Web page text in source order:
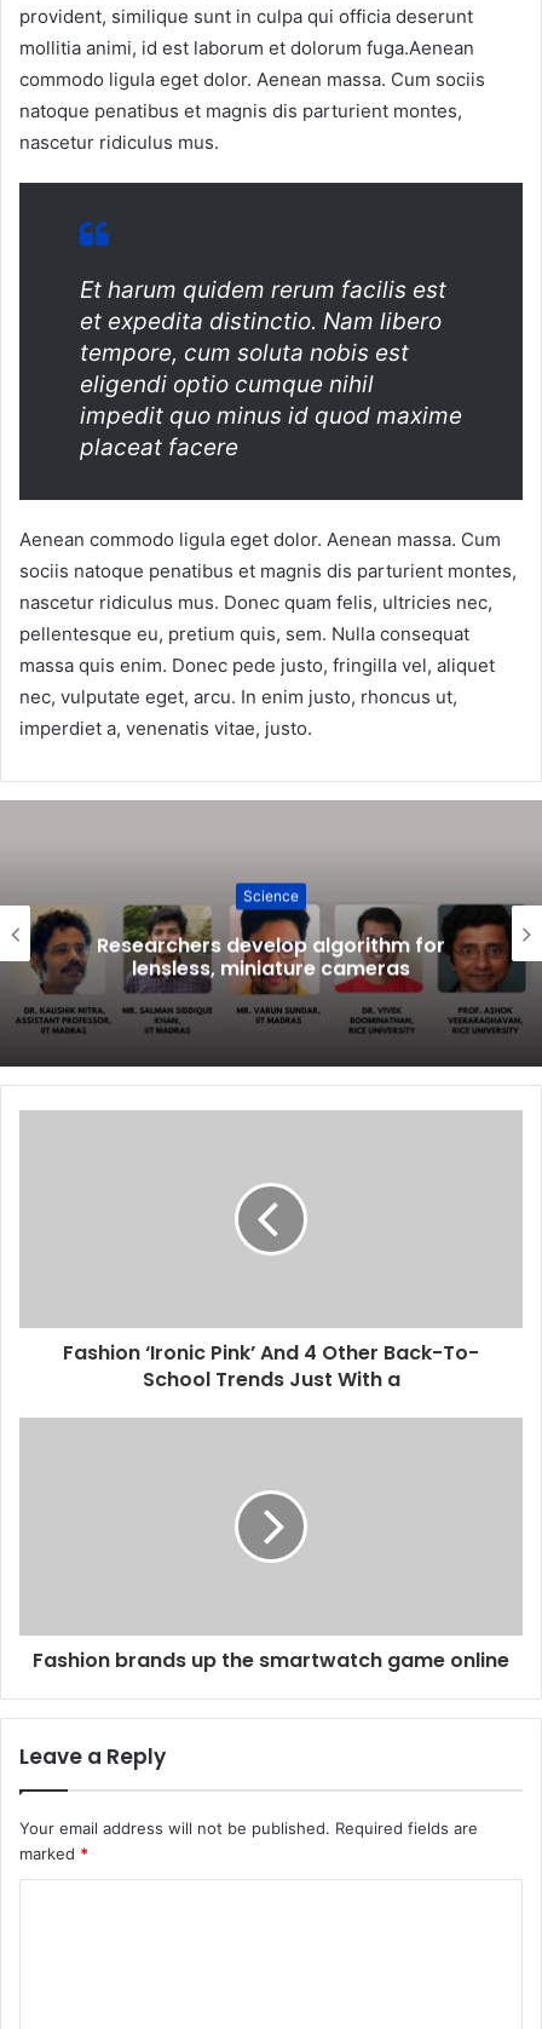
provident, similique sunt in culpa qui officia deserunt
mollitia animi, id est laborum et dolorum fuga.Aenean
commodo ligula eget dolor. Aenean massa. Cum sociis
natoque penatibus et magnis dis parturient montes,
nascetur ridiculus mus.
Et harum quidem rerum facilis est
et expedita distinctio. Nam libero
tempore, cum soluta nobis est
eligendi optio cumque nihil
impedit quo minus id quod maxime
placeat facere
Aenean commodo ligula eget dolor. Aenean massa. Cum
sociis natoque penatibus et magnis dis parturient montes,
nascetur ridiculus mus. Donec quam felis, ultricies nec,
pellentesque eu, pretium quis, sem. Nulla consequat
massa quis enim. Donec pede justo, fringilla vel, aliquet
nec, vulputate eget, arcu. In enim justo, rhoncus ut,
imperdiet a, venenatis vitae, justo.
Science
Researchers develop algorithm for
lensless, miniature cameras
Fashion ‘Ironic Pink’ And 4 Other Back-To-
School Trends Just With a
Fashion brands up the smartwatch game online
Leave a Reply
Your email address will not be published. Required fields are
marked *